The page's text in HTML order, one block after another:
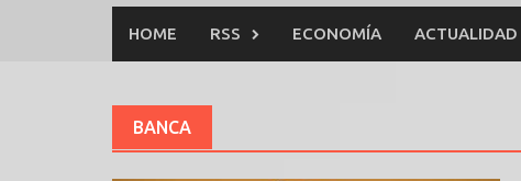
HOME RSS ECONOMÍA ACTUALIDAD
BANCA